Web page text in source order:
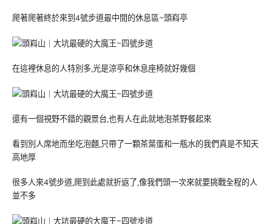
爬著爬著終於來到4號步道最中間的休息區~頭嵙亭
在這裡休息的人特別多,光是涼亭和休息座椅就好幾個
還有一個視野不錯的觀景台,也有人在此就地泡茶野餐起來
看到別人席地而坐吃泡麵,只帶了一顆茶葉蛋和一瓶水的我們真是不知天
高地厚
很多人來4號步道,爬到此處就折返了,像我們頭一次來就要挑戰全程的人
並不多